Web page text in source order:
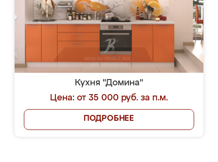
Кухня "Домина"
Цена: от 35 000 руб. за п.м.
ПОДРОБНЕЕ